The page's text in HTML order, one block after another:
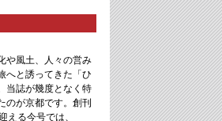
や風土、人々の営み
へと誘ってきた「ひ
当誌が幾度となく特
のが京都です。創刊
える今号では、